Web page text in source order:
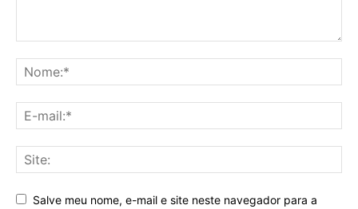
Salve meu nome, e-mail e site neste navegador para a